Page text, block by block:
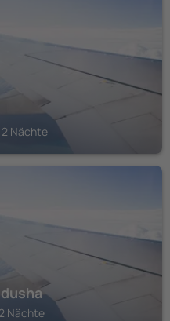
2 Nächte
Nächte